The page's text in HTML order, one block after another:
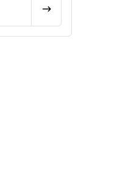
CALCULAR FRETE